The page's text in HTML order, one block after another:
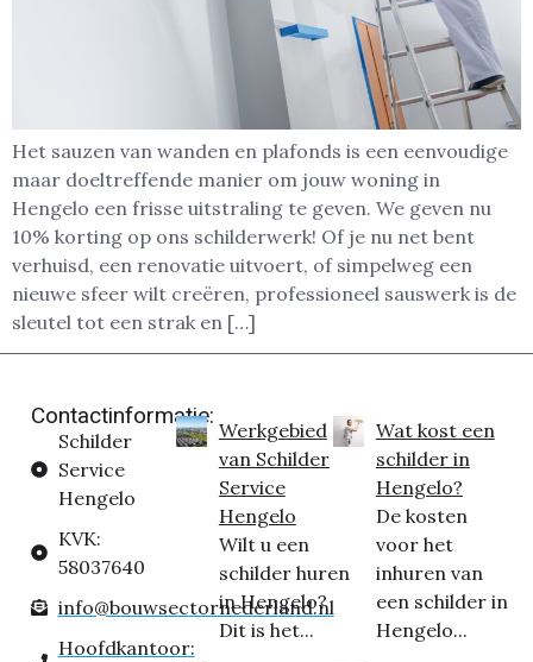
Het sauzen van wanden en plafonds is een eenvoudige
maar doeltreffende manier om jouw woning in
Hengelo een frisse uitstraling te geven. We geven nu
10% korting op ons schilderwerk! Of je nu net bent
verhuisd, een renovatie uitvoert, of simpelweg een
nieuwe sfeer wilt creëren, professioneel sauswerk is de
sleutel tot een strak en […]
Contactinformatie:
Schilder
Service
Hengelo
KVK:
58037640
info@bouwsectornederland.nl
Hoofdkantoor:
Werkgebied
van Schilder
Service
Hengelo
Wilt u een
schilder huren
in Hengelo?
Dit is het...
Wat kost een
schilder in
Hengelo?
De kosten
voor het
inhuren van
een schilder in
Hengelo...